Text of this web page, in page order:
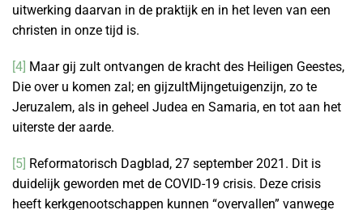
uitwerking daarvan in de praktijk en in het leven van een
christen in onze tijd is.
[4] Maar gij zult ontvangen de kracht des Heiligen Geestes,
Die over u komen zal; en gijzultMijngetuigenzijn, zo te
Jeruzalem, als in geheel Judea en Samaria, en tot aan het
uiterste der aarde.
[5] Reformatorisch Dagblad, 27 september 2021. Dit is
duidelijk geworden met de COVID-19 crisis. Deze crisis
heeft kerkgenootschappen kunnen “overvallen” vanwege